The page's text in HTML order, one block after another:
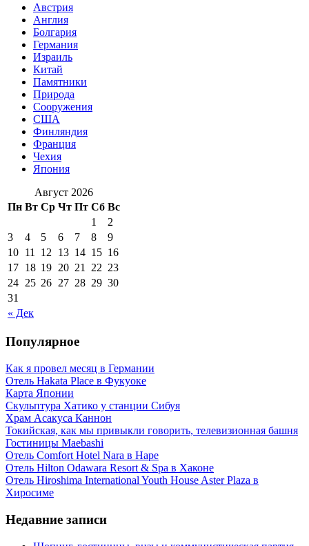
Австрия
Англия
Болгария
Германия
Израиль
Китай
Памятники
Природа
Сооружения
США
Финляндия
Франция
Чехия
Япония
Август 2026
Пн Вт Ср Чт Пт Сб Вс
« Дек
1
2
3
4 5 6 7 8
9
10 11 12 13 14 15 16
17 18 19 20 21 22 23
24 25 26 27 28 29 30
31
Популярное
Как я провел месяц в Германии
Отель Hakata Place в Фукуоке
Карта Японии
Скульптура Хатико у станции Сибуя
Храм Асакуса Каннон
Токийская, как мы привыкли говорить, телевизионная башня
Гостиницы Maebashi
Отель Comfort Hotel Nara в Наре
Отель Hilton Odawara Resort & Spa в Хаконе
Отель Hiroshima International Youth House Aster Plaza в
Хиросиме
Недавние записи